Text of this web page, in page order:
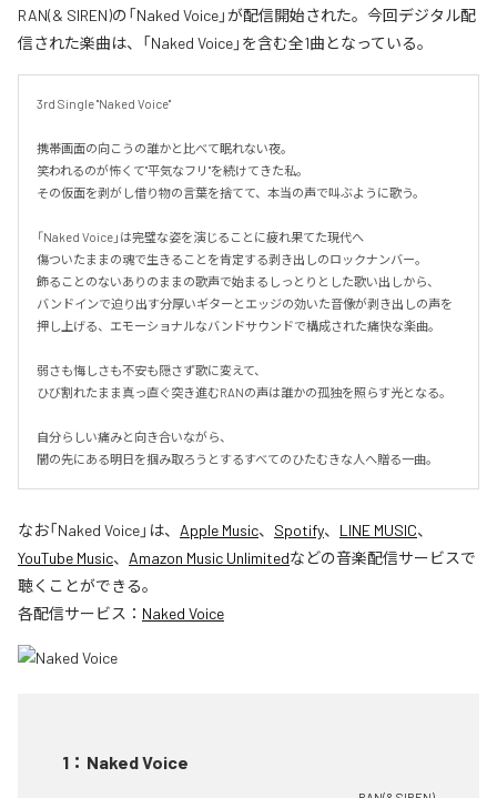
RAN(& SIREN)の「Naked Voice」が配信開始された。今回デジタル配
信された楽曲は、「Naked Voice」を含む全1曲となっている。
3rd Single "Naked Voice"
携帯画面の向こうの誰かと比べて眠れない夜。
笑われるのが怖くて"平気なフリ"を続けてきた私。
その仮面を剥がし借り物の言葉を捨てて、本当の声で叫ぶように歌う。
「Naked Voice」は完璧な姿を演じることに疲れ果てた現代へ
傷ついたままの魂で生きることを肯定する剥き出しのロックナンバー。
飾ることのないありのままの歌声で始まるしっとりとした歌い出しから、
バンドインで迫り出す分厚いギターとエッジの効いた音像が剥き出しの声を
押し上げる、エモーショナルなバンドサウンドで構成された痛快な楽曲。
弱さも悔しさも不安も隠さず歌に変えて、
ひび割れたまま真っ直ぐ突き進むRANの声は誰かの孤独を照らす光となる。
自分らしい痛みと向き合いながら、
闇の先にある明日を掴み取ろうとするすべてのひたむきな人へ贈る一曲。
なお「Naked Voice」は、 Apple Music、 Spotify、 LINE MUSIC、
YouTube Music、 Amazon Music Unlimitedなどの音楽配信サービスで
聴くことができる。
各配信サービス： Naked Voice
1 ： Naked Voice